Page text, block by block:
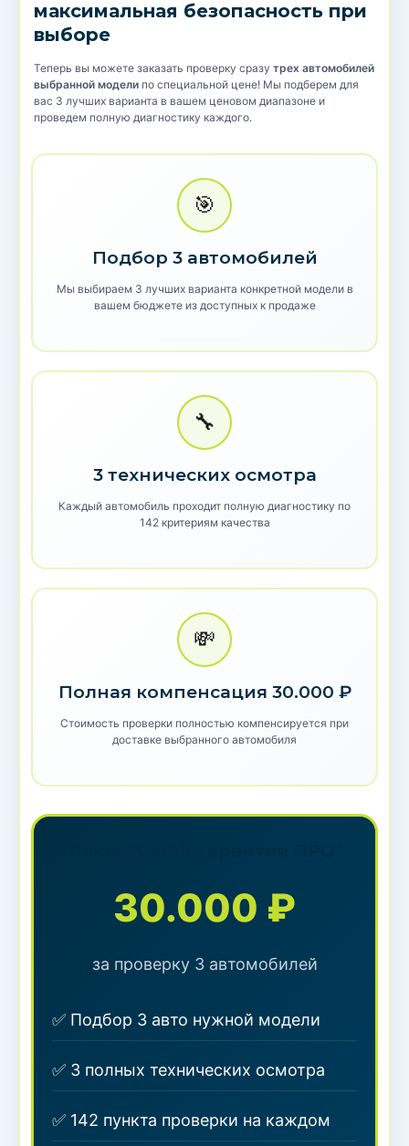
максимальная безопасность при
выборе
Теперь вы можете заказать проверку сразу трех автомобилей
выбранной модели по специальной цене! Мы подберем для
вас 3 лучших варианта в вашем ценовом диапазоне и
проведем полную диагностику каждого.
🎯
Подбор 3 автомобилей
Мы выбираем 3 лучших варианта конкретной модели в
вашем бюджете из доступных к продаже
🔧
3 технических осмотра
Каждый автомобиль проходит полную диагностику по
142 критериям качества
💸
Полная компенсация 30.000 ₽
Стоимость проверки полностью компенсируется при
доставке выбранного автомобиля
30.000 ₽
за проверку 3 автомобилей
✅ Подбор 3 авто нужной модели
✅ 3 полных технических осмотра
✅ 142 пункта проверки на каждом